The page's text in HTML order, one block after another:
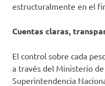
estructuralmente en el
Cuentas claras,
El control sobre cada
a través del Ministerio
Superintendencia